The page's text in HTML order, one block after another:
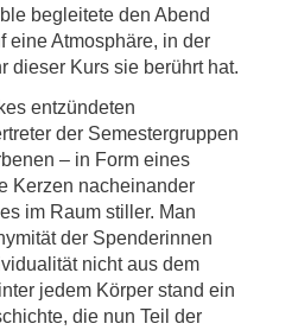
begleitete den Abend
eine Atmosphäre, in der
dieser Kurs sie berührt hat.
entzündeten
der Semestergruppen
– in Form eines
Kerzen nacheinander
im Raum stiller. Man
der Spenderinnen
nicht aus dem
jedem Körper stand ein
die nun Teil der